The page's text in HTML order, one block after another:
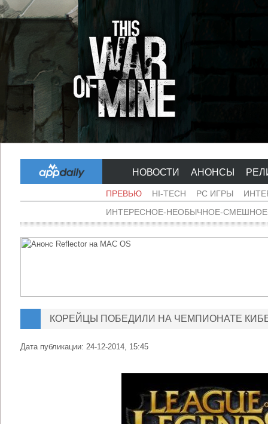
НОВОСТИ АНОНСЫ
ПРЕВЬЮ HI-TECH PC ИГРЫ
ИНТЕРЕСНОЕ-НЕОБЫЧНОЕ-
КОРЕЙЦЫ ПОБЕДИЛИ НА ЧЕМПИОНАТЕ
Дата публикации: 24-12-2014, 15:45